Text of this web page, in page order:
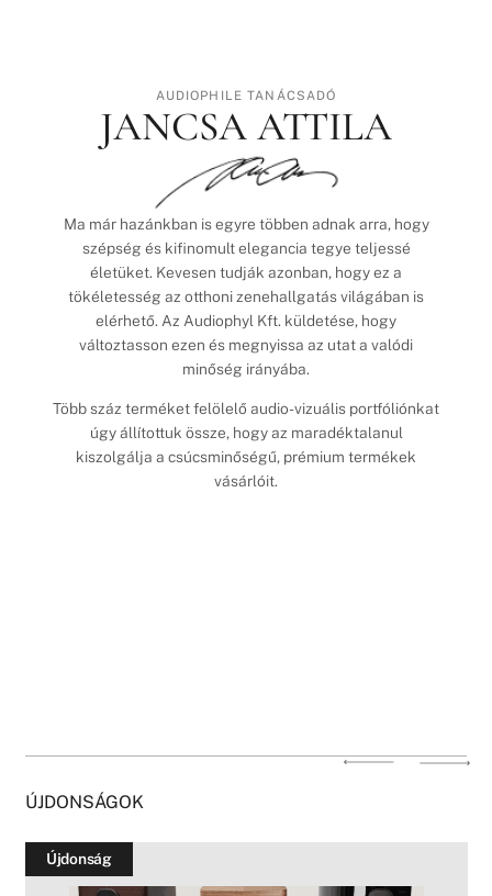
AUDIOPHILE TANÁCSADÓ
JANCSA ATTILA
Ma már hazánkban is egyre többen adnak arra, hogy
szépség és kifinomult elegancia tegye teljessé
életüket. Kevesen tudják azonban, hogy ez a
tökéletesség az otthoni zenehallgatás világában is
elérhető. Az Audiophyl Kft. küldetése, hogy
változtasson ezen és megnyissa az utat a valódi
minőség irányába.
Több száz terméket felölelő audio-vizuális portfóliónkat
úgy állítottuk össze, hogy az maradéktalanul
kiszolgálja a csúcsminőségű, prémium termékek
vásárlóit.
ÚJDONSÁGOK
Újdonság